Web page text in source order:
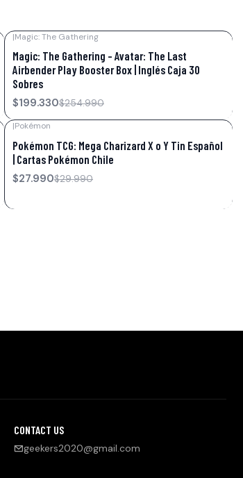
|Magic: The Gathering
Magic: The Gathering – Avatar: The Last
Airbender Play Booster Box | Inglés Caja 30
Sobres
$199.330$254.990
|Pokémon
Pokémon TCG: Mega Charizard X o Y Tin Español
| Cartas Pokémon Chile
$27.990$29.990
CONTACT US
geekers2020@gmail.com